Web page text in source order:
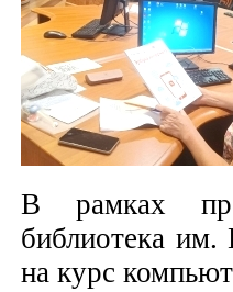
В рамках
библиотека
на курс